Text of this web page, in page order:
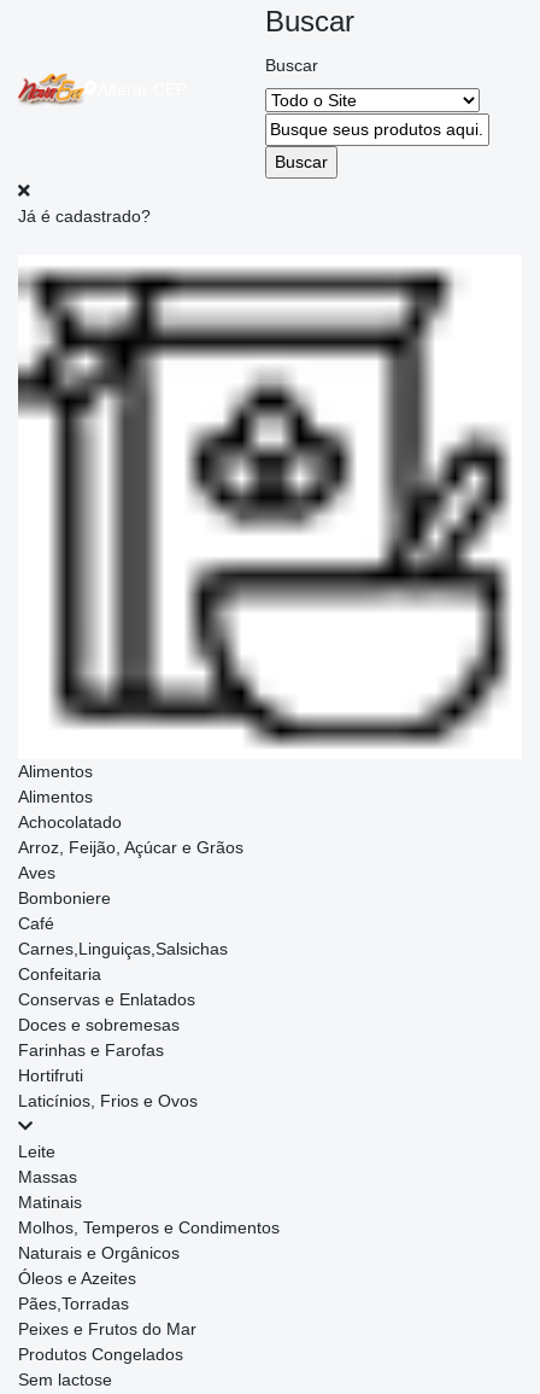
Buscar
Buscar
Já é cadastrado?
Alimentos
Alimentos
Achocolatado
Arroz, Feijão, Açúcar e Grãos
Aves
Bomboniere
Café
Carnes,Linguiças,Salsichas
Confeitaria
Conservas e Enlatados
Doces e sobremesas
Farinhas e Farofas
Hortifruti
Laticínios, Frios e Ovos
Leite
Massas
Matinais
Molhos, Temperos e Condimentos
Naturais e Orgânicos
Óleos e Azeites
Pães,Torradas
Peixes e Frutos do Mar
Produtos Congelados
Sem lactose